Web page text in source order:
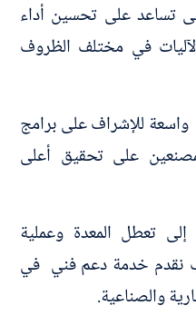
تساعد على تحسين أداء
في مختلف الظروف
للإشراف على برامج
على تحقيق أعلى
تعطل المعدة وعملية
نقدم خدمة دعم فني في
والصناعية.